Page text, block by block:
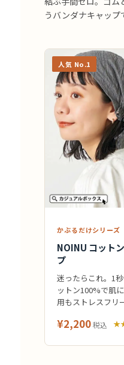
うバンダナキャップ
人気 No.1
かぶるだけシリーズ
NOINU コット
プ
迷ったらこれ。1
ットン100%で肌
用もストレスフリ
¥2,200税込